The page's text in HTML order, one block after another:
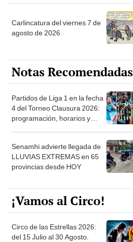
Carlincatura del viernes 7 de
agosto de 2026
Notas Recomendadas
Partidos de Liga 1 en la fecha
4 del Torneo Clausura 2026:
programación, horarios y
Senamhi advierte llegada de
LLUVIAS EXTREMAS en 65
provincias desde HOY
¡Vamos al Circo!
Circo de las Estrellas 2026:
del 15 Julio al 30 Agosto.